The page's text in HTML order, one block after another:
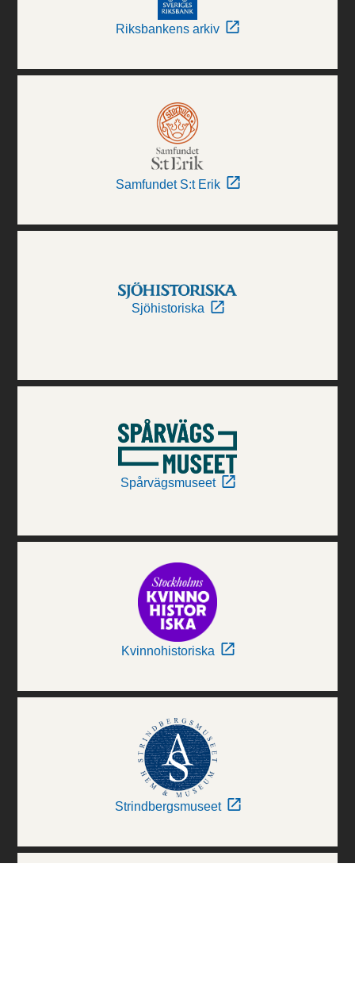
Riksbankens arkiv
Samfundet S:t Erik
Sjöhistoriska
Spårvägsmuseet
Kvinnohistoriska
Strindbergsmuseet